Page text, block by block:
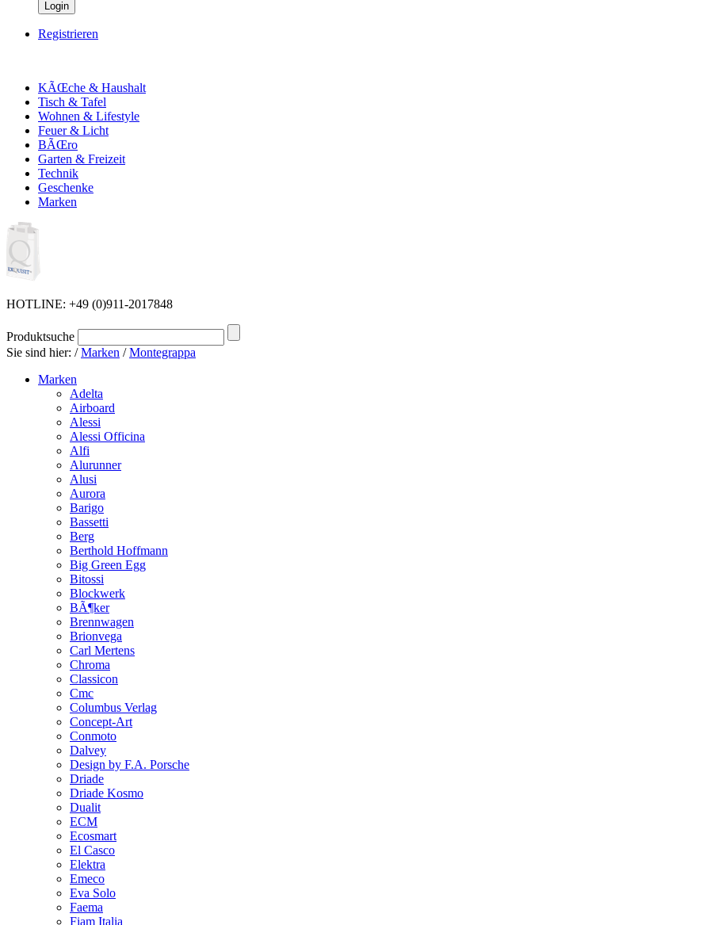
Login
Registrieren
KÃŒche & Haushalt
Tisch & Tafel
Wohnen & Lifestyle
Feuer & Licht
BÃŒro
Garten & Freizeit
Technik
Geschenke
Marken
HOTLINE: +49 (0)911-2017848
Produktsuche
Sie sind hier: /Marken /Montegrappa
Marken
Adelta
Airboard
Alessi
Alessi Officina
Alfi
Alurunner
Alusi
Aurora
Barigo
Bassetti
Berg
Berthold Hoffmann
Big Green Egg
Bitossi
Blockwerk
BÃ¶ker
Brennwagen
Brionvega
Carl Mertens
Chroma
Classicon
Cmc
Columbus Verlag
Concept-Art
Conmoto
Dalvey
Design by F.A. Porsche
Driade
Driade Kosmo
Dualit
ECM
Ecosmart
El Casco
Elektra
Emeco
Eva Solo
Faema
Fiam Italia